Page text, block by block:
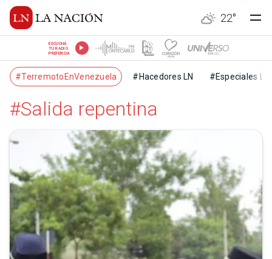
22°
ESCUCHÁ
TU RADIO
PREFERIDA
#TerremotoEnVenezuela #Hacedores LN #Especiales LN
#Salida repentina